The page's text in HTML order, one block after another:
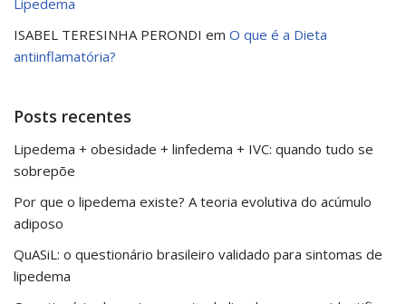
Lipedema
ISABEL TERESINHA PERONDI em O que é a Dieta
antiinflamatória?
Posts recentes
Lipedema + obesidade + linfedema + IVC: quando tudo se
sobrepõe
Por que o lipedema existe? A teoria evolutiva do acúmulo
adiposo
QuASiL: o questionário brasileiro validado para sintomas de
lipedema